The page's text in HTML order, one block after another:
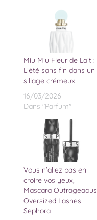
Miu Miu Fleur de Lait :
L’été sans fin dans un
sillage crémeux
16/03/2026
Dans "Parfum"
Vous n’allez pas en
croire vos yeux,
Mascara Outrageaous
Oversized Lashes
Sephora